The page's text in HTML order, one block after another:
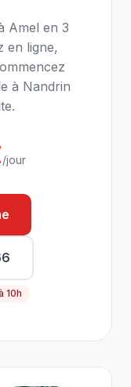
Amel en 3
en ligne,
à Nandrin
/jour
10h